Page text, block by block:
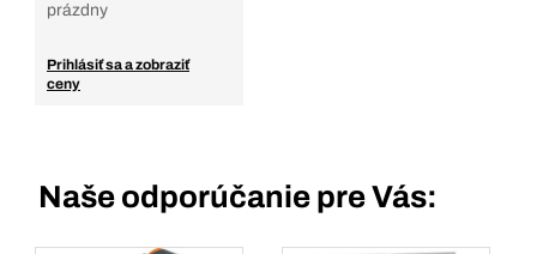
prázdny
Prihlásiť sa a zobraziť
ceny
Naše odporúčanie pre Vás: